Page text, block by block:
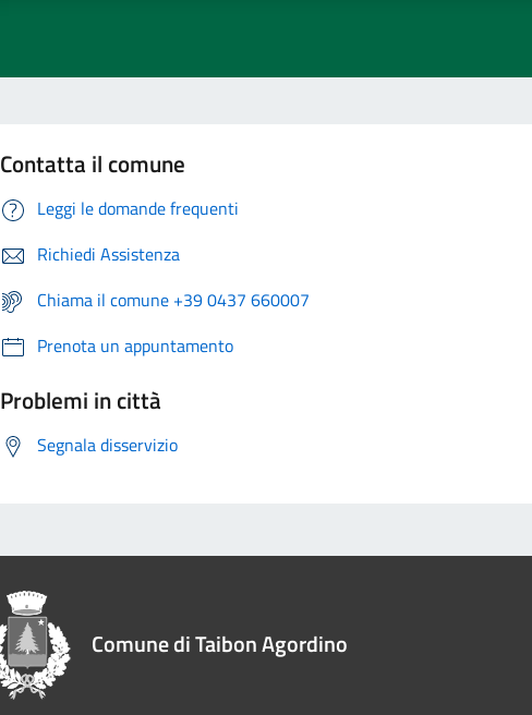
Contatta il comune
Leggi le domande frequenti
Richiedi Assistenza
Chiama il comune +39 0437 660007
Prenota un appuntamento
Problemi in città
Segnala disservizio
Comune di Taibon Agordino